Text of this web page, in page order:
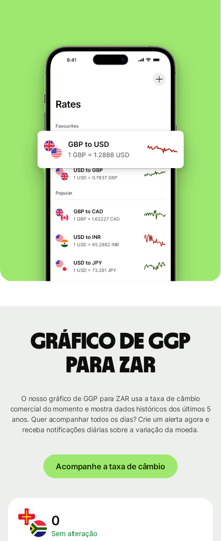
Gráfico de GGP
para ZAR
O nosso gráfico de GGP para ZAR usa a taxa de câmbio
comercial do momento e mostra dados históricos dos últimos 5
anos. Quer acompanhar todos os dias? Crie um alerta agora e
receba notificações diárias sobre a variação da moeda.
Acompanhe a taxa de câmbio
0
Sem alteração